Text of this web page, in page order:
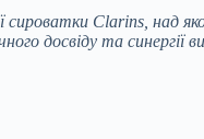
Clarins, над
досвіду та синергії